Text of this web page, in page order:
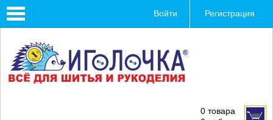
Toggle
navigation
Войти Регистрация
0 товара